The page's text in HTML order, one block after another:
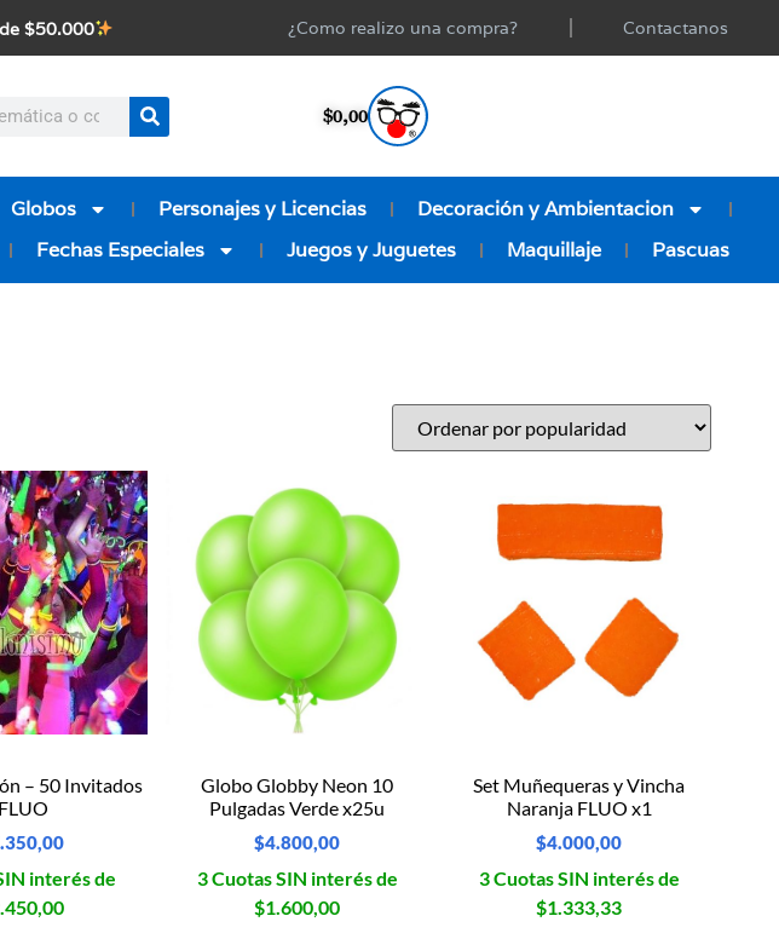
$50.000 ¿Como realizo una compra? Contactanos
$0,00
Globos Personajes y Licencias
Decoración y Ambientacion
Fechas Especiales Juegos y Juguetes Maquillaje Pascuas
– 50 Invitados
interés de
Globo Globby Neon 10
Pulgadas Verde x25u
$4.800,00
3 Cuotas SIN interés de
$1.600,00
Set Muñequeras y Vincha
Naranja FLUO x1
$4.000,00
3 Cuotas SIN interés de
$1.333,33